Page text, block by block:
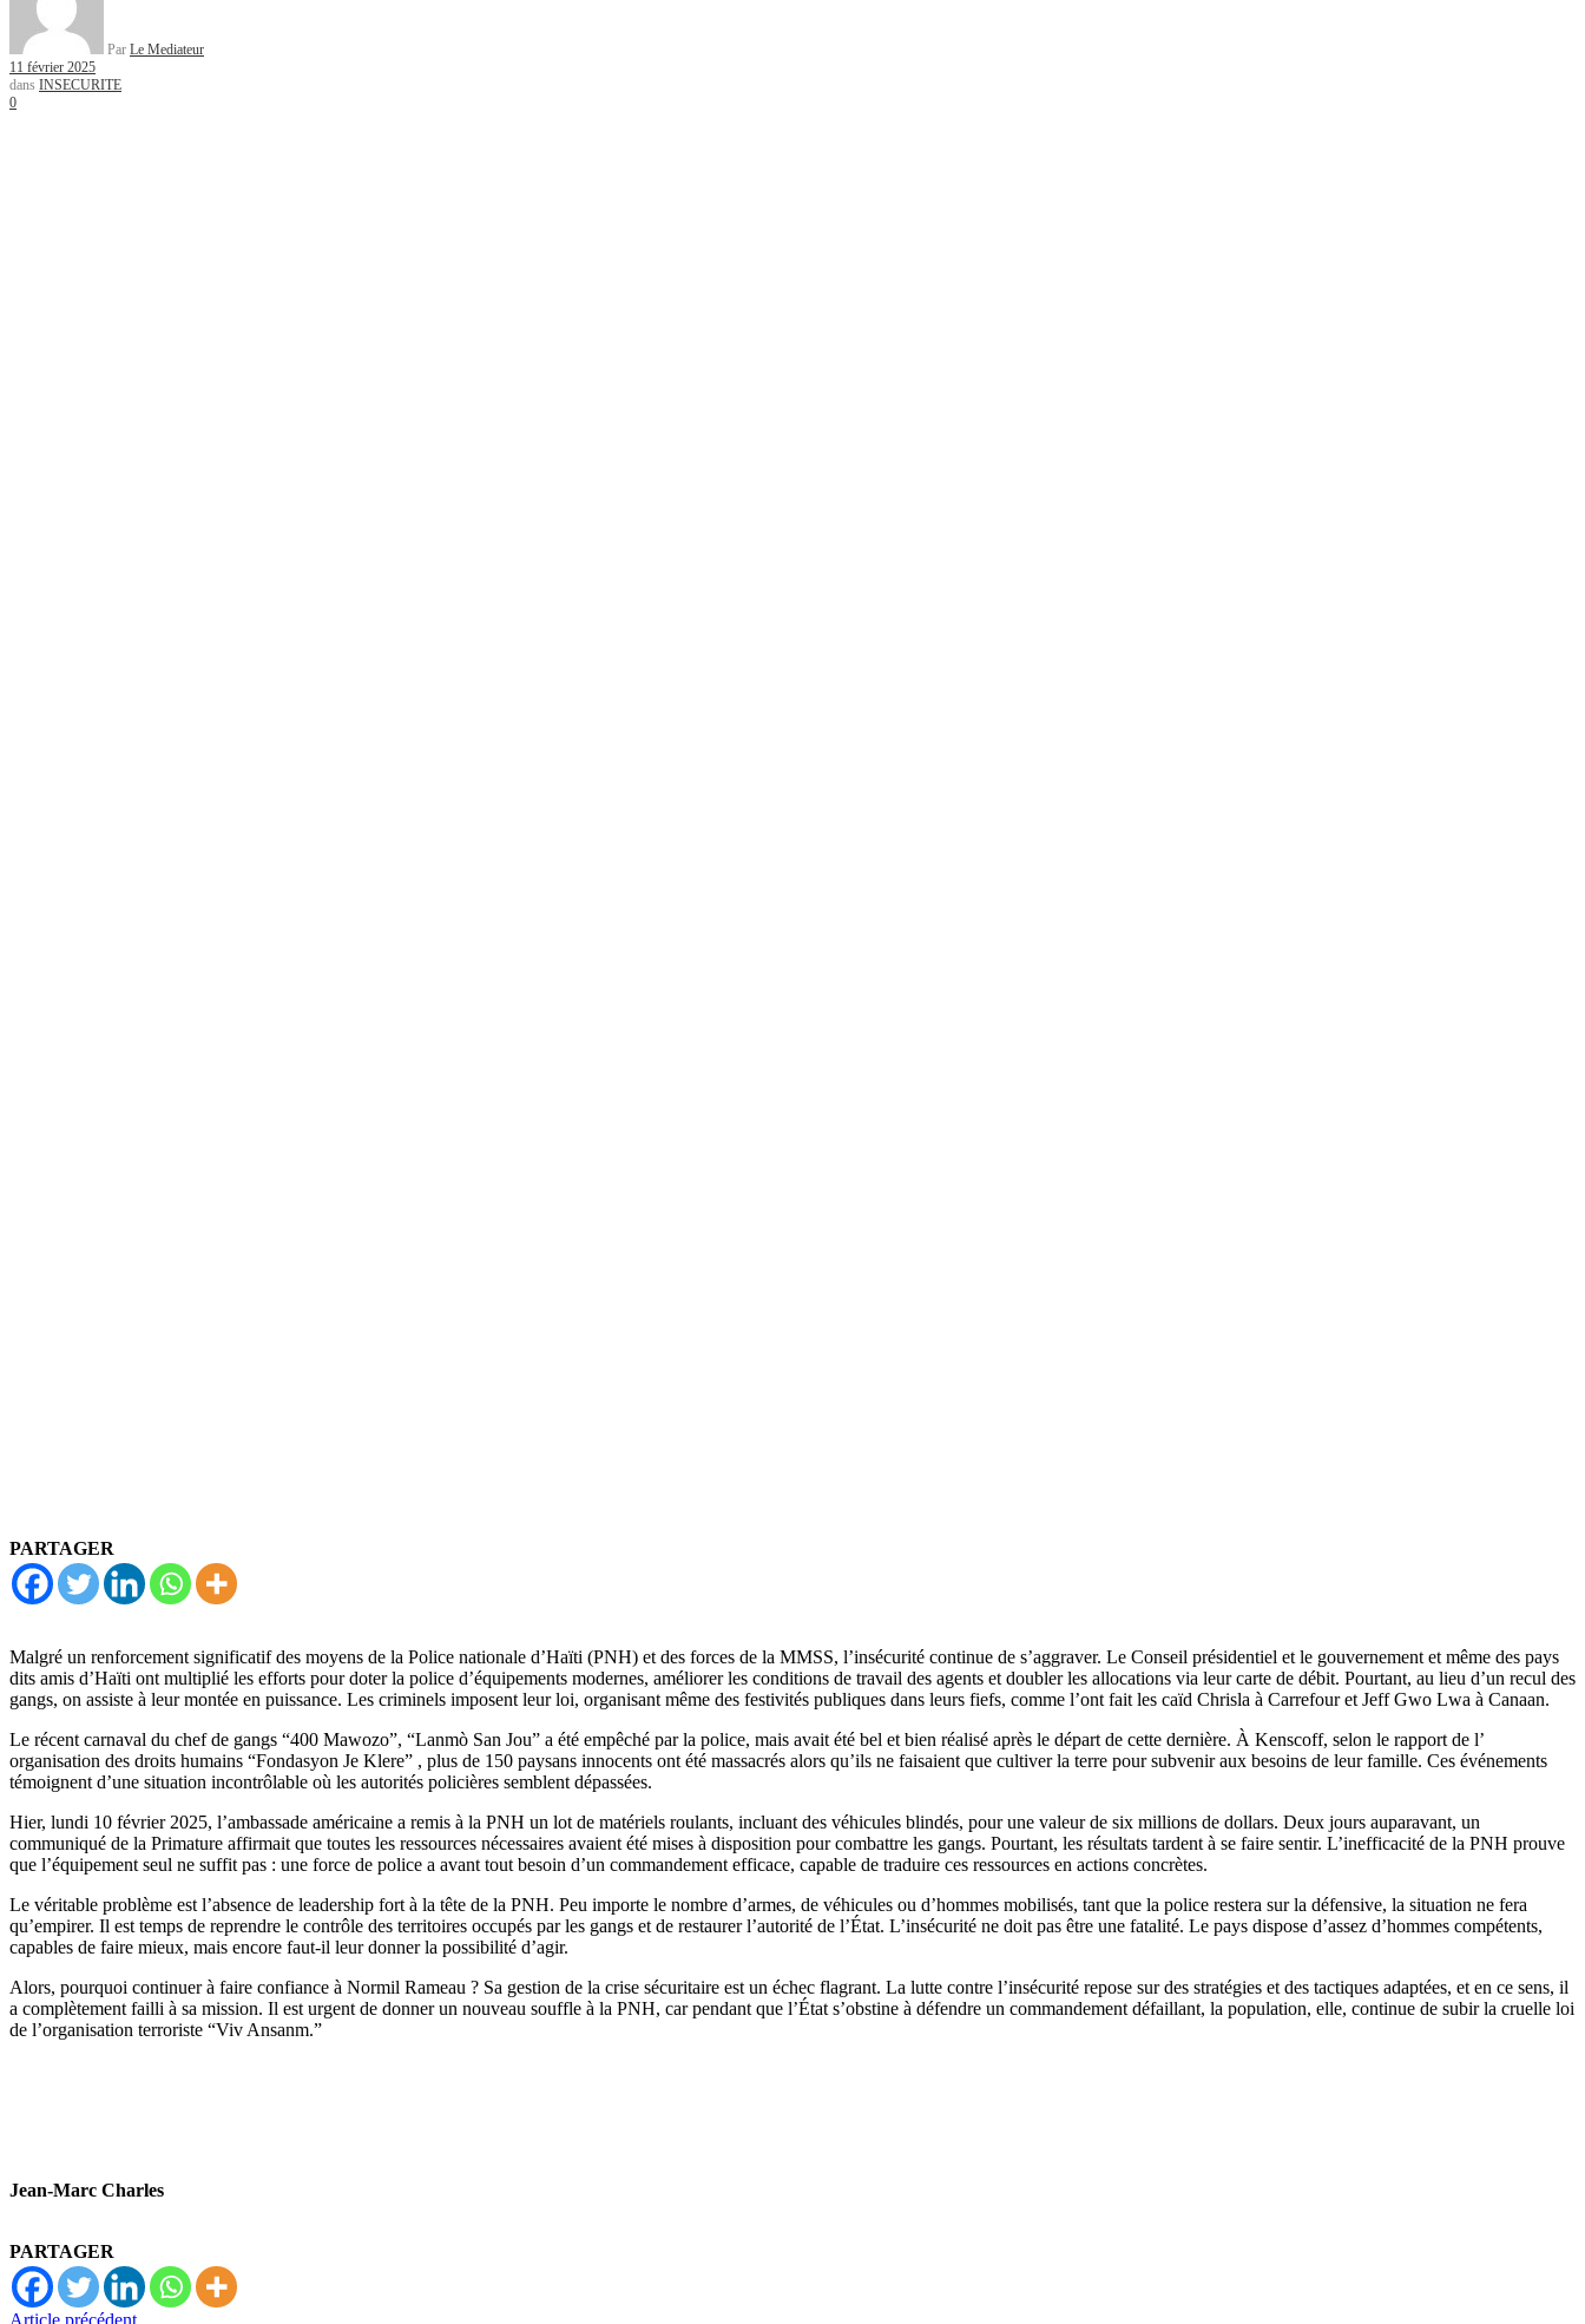
Par Le Mediateur
11 février 2025
dans INSECURITE
0
PARTAGER
Malgré un renforcement significatif des moyens de la Police nationale d’Haïti (PNH) et des forces de la MMSS, l’insécurité continue de s’aggraver. Le Conseil présidentiel et le gouvernement et même des pays
dits amis d’Haïti ont multiplié les efforts pour doter la police d’équipements modernes, améliorer les conditions de travail des agents et doubler les allocations via leur carte de débit. Pourtant, au lieu d’un recul des
gangs, on assiste à leur montée en puissance. Les criminels imposent leur loi, organisant même des festivités publiques dans leurs fiefs, comme l’ont fait les caïd Chrisla à Carrefour et Jeff Gwo Lwa à Canaan.
Le récent carnaval du chef de gangs “400 Mawozo”, “Lanmò San Jou” a été empêché par la police, mais avait été bel et bien réalisé après le départ de cette dernière. À Kenscoff, selon le rapport de l’
organisation des droits humains “Fondasyon Je Klere” , plus de 150 paysans innocents ont été massacrés alors qu’ils ne faisaient que cultiver la terre pour subvenir aux besoins de leur famille. Ces événements
témoignent d’une situation incontrôlable où les autorités policières semblent dépassées.
Hier, lundi 10 février 2025, l’ambassade américaine a remis à la PNH un lot de matériels roulants, incluant des véhicules blindés, pour une valeur de six millions de dollars. Deux jours auparavant, un
communiqué de la Primature affirmait que toutes les ressources nécessaires avaient été mises à disposition pour combattre les gangs. Pourtant, les résultats tardent à se faire sentir. L’inefficacité de la PNH prouve
que l’équipement seul ne suffit pas : une force de police a avant tout besoin d’un commandement efficace, capable de traduire ces ressources en actions concrètes.
Le véritable problème est l’absence de leadership fort à la tête de la PNH. Peu importe le nombre d’armes, de véhicules ou d’hommes mobilisés, tant que la police restera sur la défensive, la situation ne fera
qu’empirer. Il est temps de reprendre le contrôle des territoires occupés par les gangs et de restaurer l’autorité de l’État. L’insécurité ne doit pas être une fatalité. Le pays dispose d’assez d’hommes compétents,
capables de faire mieux, mais encore faut-il leur donner la possibilité d’agir.
Alors, pourquoi continuer à faire confiance à Normil Rameau ? Sa gestion de la crise sécuritaire est un échec flagrant. La lutte contre l’insécurité repose sur des stratégies et des tactiques adaptées, et en ce sens, il
a complètement failli à sa mission. Il est urgent de donner un nouveau souffle à la PNH, car pendant que l’État s’obstine à défendre un commandement défaillant, la population, elle, continue de subir la cruelle loi
de l’organisation terroriste “Viv Ansanm.”
Jean-Marc Charles
PARTAGER
Article précédent